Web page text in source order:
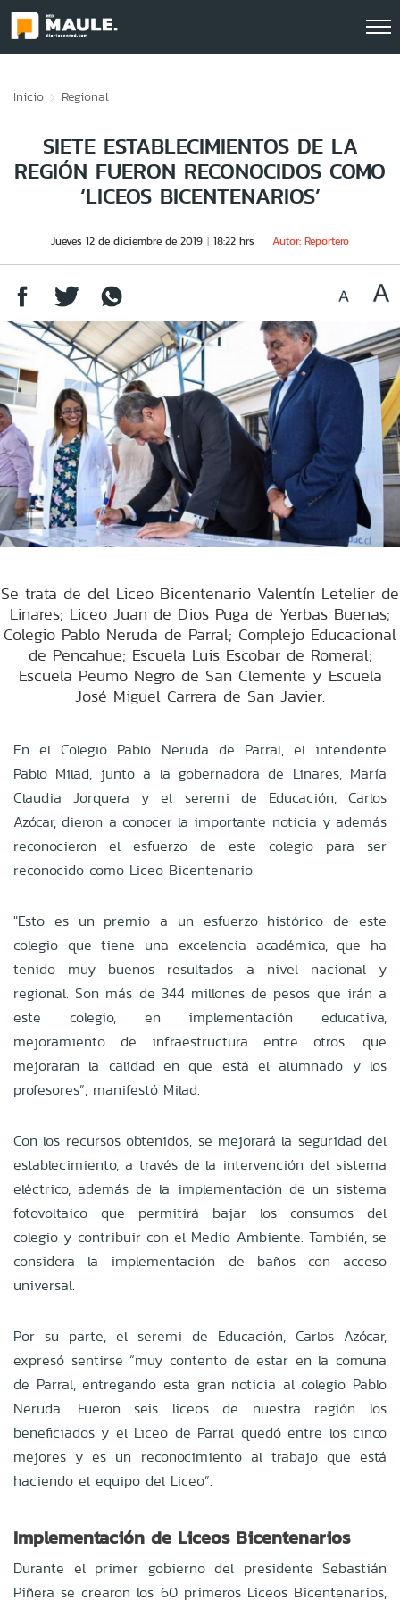
Inicio Regional
SIETE ESTABLECIMIENTOS DE LA
REGIÓN FUERON RECONOCIDOS COMO
‘LICEOS BICENTENARIOS’
Jueves 12 de diciembre de 2019 18:22 hrs Autor: Reportero
Se trata de del Liceo Bicentenario Valentín Letelier de
Linares; Liceo Juan de Dios Puga de Yerbas Buenas;
Colegio Pablo Neruda de Parral; Complejo Educacional
de Pencahue; Escuela Luis Escobar de Romeral;
Escuela Peumo Negro de San Clemente y Escuela
José Miguel Carrera de San Javier.
En el Colegio Pablo Neruda de Parral, el intendente
Pablo Milad, junto a la gobernadora de Linares, María
Claudia Jorquera y el seremi de Educación, Carlos
Azócar, dieron a conocer la importante noticia y además
reconocieron el esfuerzo de este colegio para ser
reconocido como Liceo Bicentenario.
"Esto es un premio a un esfuerzo histórico de este
colegio que tiene una excelencia académica, que ha
tenido muy buenos resultados a nivel nacional y
regional. Son más de 344 millones de pesos que irán a
este colegio, en implementación educativa,
mejoramiento de infraestructura entre otros, que
mejoraran la calidad en que está el alumnado y los
profesores”, manifestó Milad.
Con los recursos obtenidos, se mejorará la seguridad del
establecimiento, a través de la intervención del sistema
eléctrico, además de la implementación de un sistema
fotovoltaico que permitirá bajar los consumos del
colegio y contribuir con el Medio Ambiente. También, se
considera la implementación de baños con acceso
universal.
Por su parte, el seremi de Educación, Carlos Azócar,
expresó sentirse “muy contento de estar en la comuna
de Parral, entregando esta gran noticia al colegio Pablo
Neruda. Fueron seis liceos de nuestra región los
beneficiados y el Liceo de Parral quedó entre los cinco
mejores y es un reconocimiento al trabajo que está
haciendo el equipo del Liceo”.
Implementación de Liceos Bicentenarios
Durante el primer gobierno del presidente Sebastián
Piñera se crearon los 60 primeros Liceos Bicentenarios,